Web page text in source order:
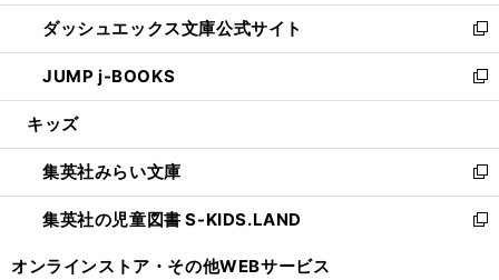
開
く
ン
ド
ウ
で
開
ウ
ィ
ン
ド
ウ
開
く
し
い
ウ
ィ
ン
ウ
で
開
く
ダッシュエックス文庫公式サイト
新
し
い
ウ
ン
ド
ウ
で
JUMP j-BOOKS
新
し
ウ
ィ
ン
ド
キッズ
集英社みらい文庫
新
し
い
集英社の児童図書 S-KIDS.LAND
新
オンラインストア・ その他WEBサービス